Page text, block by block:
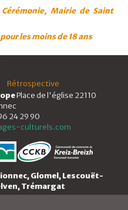
Mairie de Saint
les moins de 18 ans
Rétrospective
Place de l'église 22110
24 29 90
culturels.com
Glomel, Lescouët-
Trémargat